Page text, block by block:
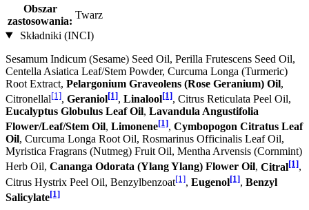
Obszar
zastosowania:
Twarz
Składniki (INCI)
Sesamum Indicum (Sesame) Seed Oil, Perilla Frutescens Seed Oil,
Centella Asiatica Leaf/Stem Powder, Curcuma Longa (Turmeric)
Root Extract, Pelargonium Graveolens (Rose Geranium) Oil,
Citronellal[1], Geraniol[1], Linalool[1], Citrus Reticulata Peel Oil,
Eucalyptus Globulus Leaf Oil, Lavandula Angustifolia
Flower/Leaf/Stem Oil, Limonene[1], Cymbopogon Citratus Leaf
Oil, Curcuma Longa Root Oil, Rosmarinus Officinalis Leaf Oil,
Myristica Fragrans (Nutmeg) Fruit Oil, Mentha Arvensis (Cornmint)
Herb Oil, Cananga Odorata (Ylang Ylang) Flower Oil, Citral[1],
Citrus Hystrix Peel Oil, Benzylbenzoat[1], Eugenol[1], Benzyl
Salicylate[1]